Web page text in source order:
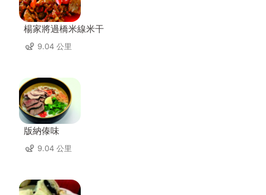
楊家將過橋米線米干
9.04 公里
版納傣味
9.04 公里